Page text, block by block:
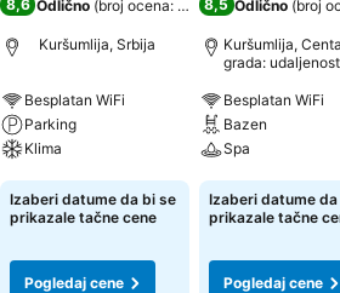
8,6 Odlično (broj ocena: 219)
Kuršumlija, Srbija
Besplatan WiFi
Parking
Klima
Pogledaj cene
Izaberi datume da bi se
prikazale tačne cene
Pogledaj cene
8,5 Odlično (broj
Kuršumlija,
grada:
Besplatan WiFi
Bazen
Spa
Pogledaj cene
Izaberi datume
prikazale tačne
Pogledaj cene